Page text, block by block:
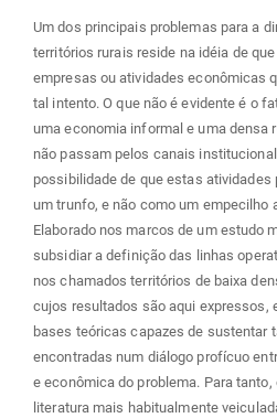
Um dos principais problemas para a
territórios rurais reside na idéia de
empresas ou atividades econômicas
tal intento. O que não é evidente é o
uma economia informal e uma densa
não passam pelos canais
possibilidade de que estas
um trunfo, e não como um empecilho
Elaborado nos marcos de um estudo
subsidiar a definição das linhas
nos chamados territórios de baixa
cujos resultados são aqui expressos,
bases teóricas capazes de sustentar
encontradas num diálogo profícuo
e econômica do problema. Para
literatura mais habitualmente